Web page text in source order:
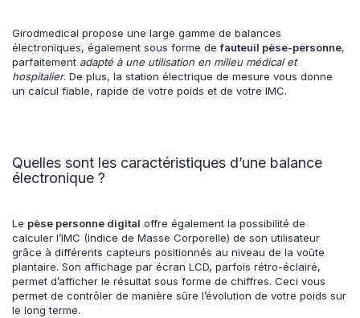
Girodmedical propose une large gamme de balances
électroniques, également sous forme defauteuil pèse-personne,
parfaitement adapté à une utilisation en milieu médical et
hospitalier. De plus, la station électrique de mesure vous donne
un calcul fiable, rapide de votre poids et de votre IMC.
Quelles sont les caractéristiques d’une balance
électronique ?
Le pèse personne digital offre également la possibilité de
calculer l’IMC (Indice de Masse Corporelle) de son utilisateur
grâce à différents capteurs positionnés au niveau de la voûte
plantaire. Son affichage par écran LCD, parfois rétro-éclairé,
permet d’afficher le résultat sous forme de chiffres. Ceci vous
permet de contrôler de manière sûre l’évolution de votre poids sur
le long terme.